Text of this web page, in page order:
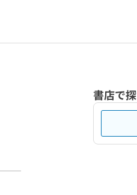
書店で